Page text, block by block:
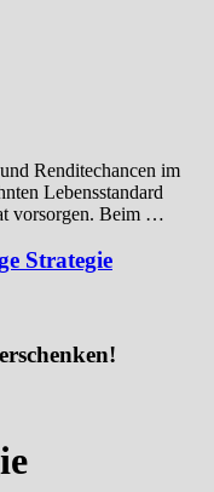
Renditechancen im
Lebensstandard
vorsorgen. Beim …
Strategie